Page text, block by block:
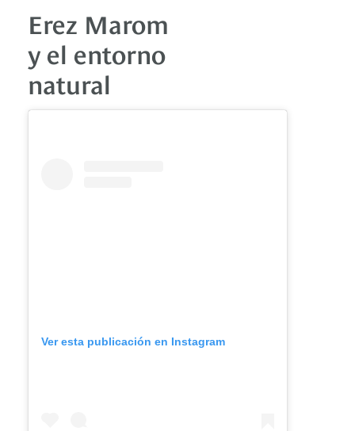
Erez Marom
y el entorno
natural
Ver esta publicación en Instagram